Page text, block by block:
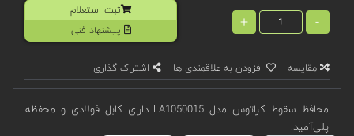
-
+
ثبت استعلام
پیشنهاد فنی
مقایسه افزودن به علاقمندی ها اشتراک گذاری
محافظ سقوط کراتوس مدل LA1050015 دارای کابل فولادی و محفظه
پلی‌آمید.